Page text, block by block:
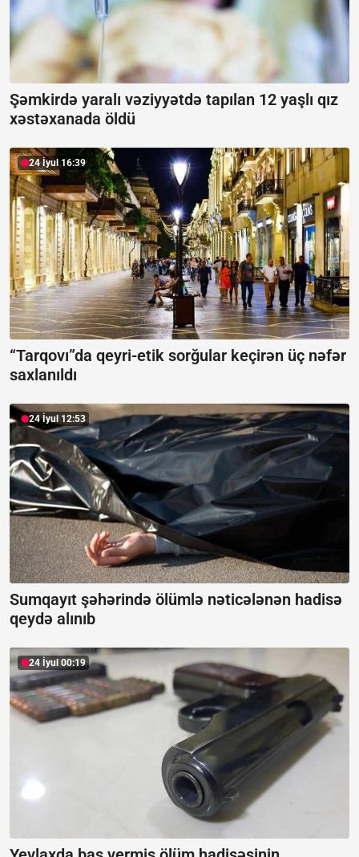
Şəmkirdə yaralı vəziyyətdə tapılan 12 yaşlı qız
xəstəxanada öldü
24 İyul 16:39
“Tarqovı”da qeyri-etik sorğular keçirən üç nəfər
saxlanıldı
24 İyul 12:53
Sumqayıt şəhərində ölümlə nəticələnən hadisə
qeydə alınıb
24 İyul 00:19